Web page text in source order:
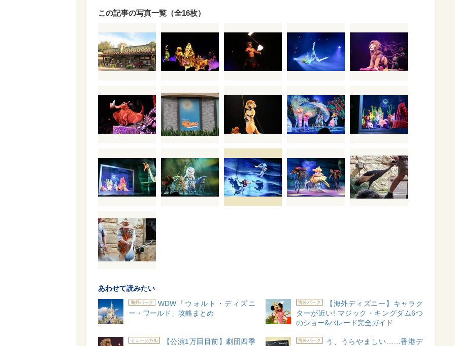
この記事の写真一覧（全16枚）
あわせて読みたい
海外パーク
WDW「ウォルト・ディズニ
ー・ワールド」攻略まとめ
海外パーク
【海外ディズニー】キャラク
ターが近い! マジック・キングダム6つ
のショー&パレード完全ガイド
ミュージカル
【公演1万回目前】劇団四季
海外パーク
う、うらやましい……香港デ